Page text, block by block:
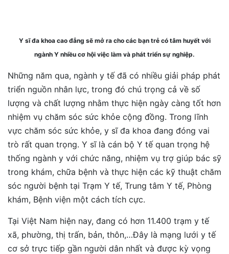
Y sĩ đa khoa cao đẳng sẽ mở ra cho các bạn trẻ có tâm huyết với
ngành Y nhiều cơ hội việc làm và phát triển sự nghiệp.
Những năm qua, ngành y tế đã có nhiều giải pháp phát
triển nguồn nhân lực, trong đó chú trọng cả về số
lượng và chất lượng nhằm thực hiện ngày càng tốt hơn
nhiệm vụ chăm sóc sức khỏe cộng đồng. Trong lĩnh
vực chăm sóc sức khỏe, y sĩ đa khoa đang đóng vai
trò rất quan trọng. Y sĩ là cán bộ Y tế quan trọng hệ
thống ngành y với chức năng, nhiệm vụ trợ giúp bác sỹ
trong khám, chữa bệnh và thực hiện các kỹ thuật chăm
sóc người bệnh tại Trạm Y tế, Trung tâm Y tế, Phòng
khám, Bệnh viện một cách tích cực.
Tại Việt Nam hiện nay, đang có hơn 11.400 trạm y tế
xã, phường, thị trấn, bản, thôn,…Đây là mạng lưới y tế
cơ sở trực tiếp gần người dân nhất và được kỳ vọng